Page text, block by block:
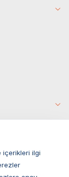
içerikleri ilgi